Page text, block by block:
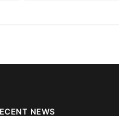
NEWS